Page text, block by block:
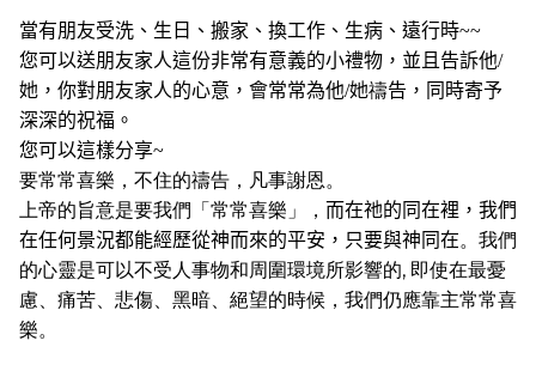
當有朋友受洗、生日、搬家、換工作、生病、遠行時~~
您可以送朋友家人這份非常有意義的小禮物，並且告訴他/
她，你對朋友家人的心意，會常常為他/她禱告，同時寄予
深深的祝福。
您可以這樣分享~
要常常喜樂，不住的禱告，凡事謝恩。
上帝的旨意是要我們「常常喜樂」， 而在祂的同在裡，我們
在任何景況都能經歷從神而來的平安，只要與神同在。我們
的心靈是可以不受人事物和周圍環境所影響的, 即使在最憂
慮、痛苦、悲傷、黑暗、絕望的時候，我們仍應靠主常常喜
樂。